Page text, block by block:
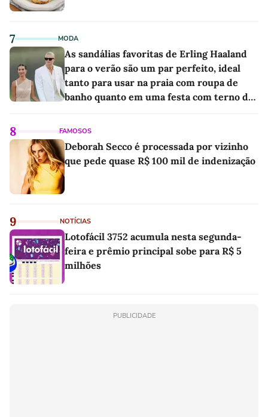
7 MODA
As sandálias favoritas de Erling Haaland
para o verão são um par perfeito, ideal
tanto para usar na praia com roupa de
banho quanto em uma festa com terno de
8 FAMOSOS
Deborah Secco é processada por vizinho
que pede quase R$ 100 mil de indenização
9 NOTÍCIAS
Lotofácil 3752 acumula nesta segunda-
feira e prêmio principal sobe para R$ 5
milhões
PUBLICIDADE